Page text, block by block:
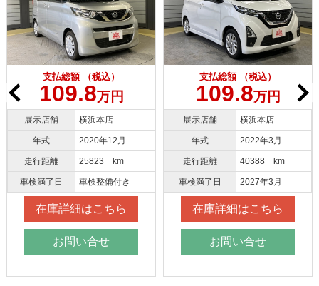
万円
年12月
km
整備付き
ちら
支払総額 （税込）
109.8
展示店舗 横浜本店
年式 2022年3月
走行距離 40388 km
車検満了日 2027年3月
在庫詳細はこちら
支払総額 （
109.8
展示店舗
年式
走行距離
車検満了日
在庫詳細